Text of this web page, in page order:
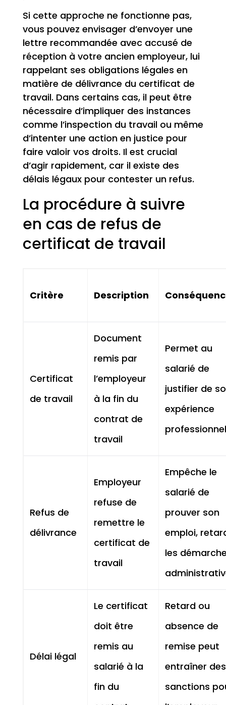
Si cette approche ne fonctionne pas,
vous pouvez envisager d’envoyer une
lettre recommandée avec accusé de
réception à votre ancien employeur, lui
rappelant ses obligations légales en
matière de délivrance du certificat de
travail. Dans certains cas, il peut être
nécessaire d’impliquer des instances
comme l’inspection du travail ou même
d’intenter une action en justice pour
faire valoir vos droits. Il est crucial
d’agir rapidement, car il existe des
délais légaux pour contester un refus.
La procédure à suivre
en cas de refus de
certificat de travail
Critère Description
Certificat
de travail
Document
remis par
l’employeur
à la fin du
contrat de
travail
Permet au
salarié de
justifier de
expérience
Refus de
délivrance
Employeur
refuse de
remettre le
certificat de
travail
Empêche le
salarié de
prouver son
emploi,
les
Délai légal
Le certificat
doit être
remis au
salarié à la
fin du
Retard ou
absence de
remise peut
entraîner des
sanctions